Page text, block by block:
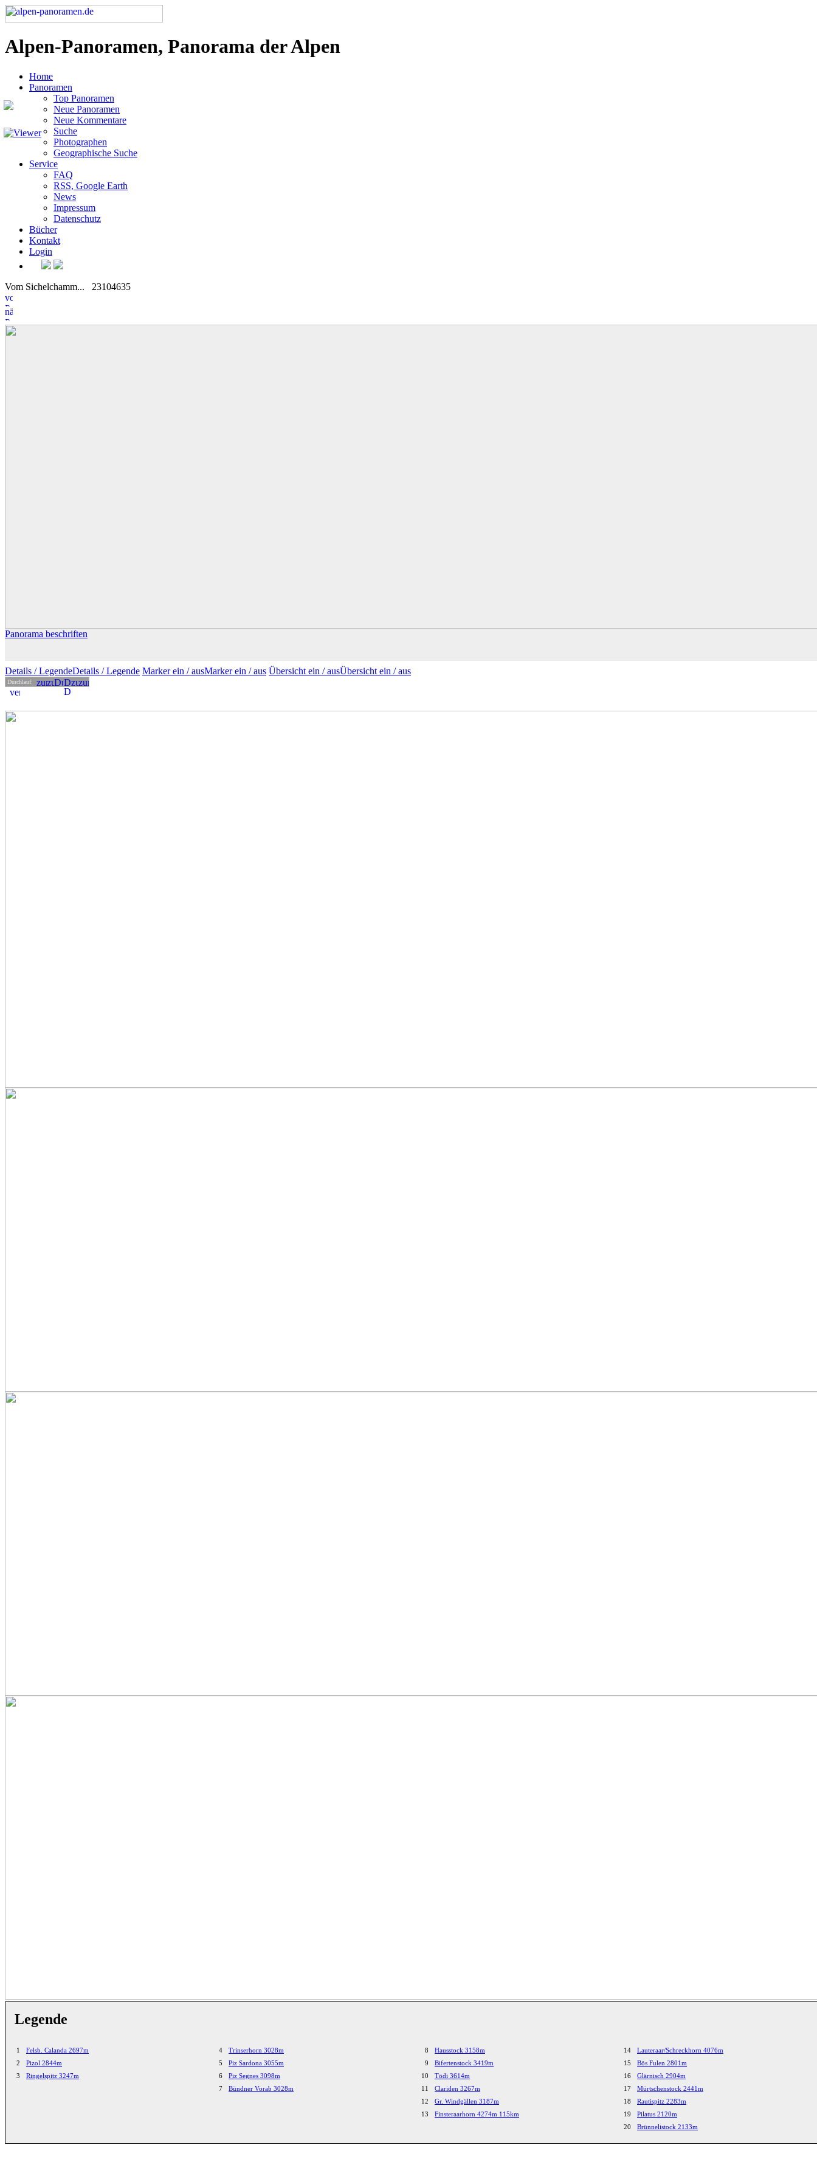
Alpen-Panoramen, Panorama der Alpen
Home
Panoramen
Top Panoramen
Neue Panoramen
Neue Kommentare
Suche
Photographen
Geographische Suche
Service
FAQ
RSS, Google Earth
News
Impressum
Datenschutz
Bücher
Kontakt
Login
Vom Sichelchamm... 23104635
Panorama beschriften
Details / LegendeDetails /Legende Marker ein /ausMarkerein / aus Übersicht ein /ausÜbersicht ein / aus
Durchlauf:
Legende
1
Felsb. Calanda 2697m
2
Pizol 2844m
3
Ringelspitz 3247m
4
Trinserhorn 3028m
5
Piz Sardona 3055m
6
Piz Segnes 3098m
7
Bündner Vorab 3028m
8
Hausstock 3158m
9
Bifertenstock 3419m
10
Tödi 3614m
11
Clariden 3267m
12
Gr. Windgällen 3187m
13
Finsteraarhorn 4274m 115km
14
Lauteraar/Schreckhorn 4076m
15
Bös Fulen 2801m
16
Glärnisch 2904m
17
Mürtschenstock 2441m
18
Rautispitz 2283m
19
Pilatus 2120m
20
Brünnelistock 2133m